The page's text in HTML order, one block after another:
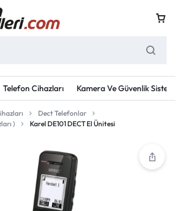
Telefon Cihazları Kamera Ve Güvenlik
Dect Telefonlar
)
Karel DE101 DECT El Ünitesi